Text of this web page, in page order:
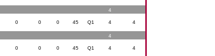
4
0 0 0 45 Q1 4 4
4
0 0 0 45 Q1 4 4